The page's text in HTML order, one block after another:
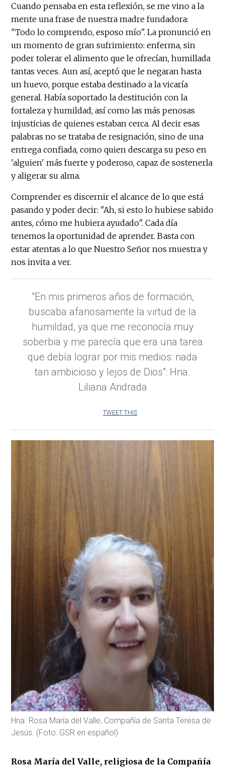
Cuando pensaba en esta reflexión, se me vino a la
mente una frase de nuestra madre fundadora:
"Todo lo comprendo, esposo mío". La pronunció en
un momento de gran sufrimiento: enferma, sin
poder tolerar el alimento que le ofrecían, humillada
tantas veces. Aun así, aceptó que le negaran hasta
un huevo, porque estaba destinado a la vicaría
general. Había soportado la destitución con la
fortaleza y humildad, así como las más penosas
injusticias de quienes estaban cerca. Al decir esas
palabras no se trataba de resignación, sino de una
entrega confiada, como quien descarga su peso en
'alguien' más fuerte y poderoso, capaz de sostenerla
y aligerar su alma.
Comprender es discernir el alcance de lo que está
pasando y poder decir: "Ah, si esto lo hubiese sabido
antes, cómo me hubiera ayudado". Cada día
tenemos la oportunidad de aprender. Basta con
estar atentas a lo que Nuestro Señor nos muestra y
nos invita a ver.
"En mis primeros años de formación,
buscaba afanosamente la virtud de la
humildad, ya que me reconocía muy
soberbia y me parecía que era una tarea
que debía lograr por mis medios: nada
tan ambicioso y lejos de Dios": Hna.
Liliana Andrada
TWEET THIS
Hna. Rosa María del Valle, Compañía de Santa Teresa de
Jesús. (Foto: GSR en español)
Rosa María del Valle, religiosa de la Compañía